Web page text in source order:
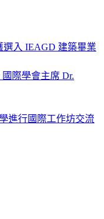
選入 IEAGD 建築畢業
際學會主席 Dr.
進行國際工作坊交流